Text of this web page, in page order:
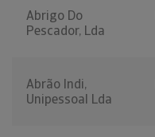
Abrigo Do
Pescador, Lda
Abrão Indi,
Unipessoal Lda